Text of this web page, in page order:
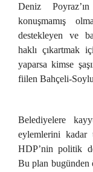
Deniz
konuşmamış
destekleyen ve
haklı çıkartmak
yaparsa kimse
fiilen Bahçeli-
Belediyelere
eylemlerini kadar
HDP’nin politik
Bu plan bugünden